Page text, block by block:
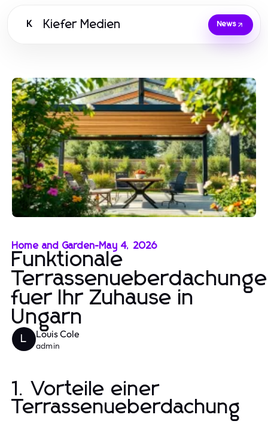
K Kiefer Medien News
Home and Garden-May 4, 2026
Funktionale
fuer Ihr Zuhause in
Ungarn
L Louis Cole
admin
1. Vorteile einer
Terrassenueberdachung